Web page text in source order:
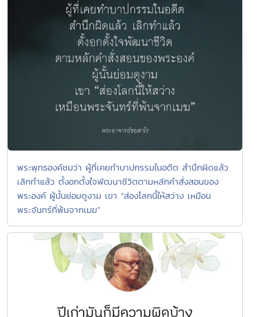
พระพุทธองค์ชมว่า ผู้ที่เคยทำบาปกรรมในอดีต สำนึกผิดแล้ว
เลิกทำแล้ว ตั้งอกตั้งใจพัฒนาชีวิตตามหลักคำสั่งสอนของ
พระองค์ ผู้นั้นย่อมดูงาม เขา “ส่องโลกนี้ให้สว่าง เหมือน
พระจันทร์ที่พ้นจากเมฆ”